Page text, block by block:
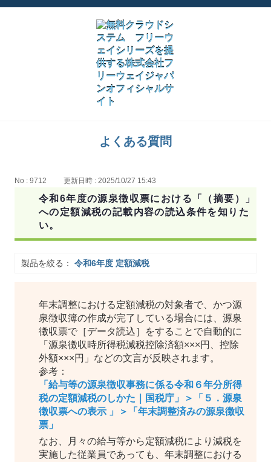
よくある質問
No : 9712 更新日時 : 2025/10/27 15:43
令和6年度の源泉徴収票における「（摘要）」
への定額減税の記載内容の読込条件を知りた
い。
製品を絞る： 令和6年度 定額減税
年末調整における定額減税の対象者で、かつ源
泉徴収簿の作成が完了している場合には、源泉
徴収票で［データ読込］をすることで自動的に
「源泉徴収時所得税減税控除済額×××円、控除
外額×××円」などの文言が反映されます。
参考：
「給与等の源泉徴収事務に係る令和６年分所得
税の定額減税のしかた｜国税庁」＞「５．源泉
徴収票への表示 」＞「年末調整済みの源泉徴収
票」
なお、月々の給与等から定額減税により減税を
実施した従業員であっても、年末調整における